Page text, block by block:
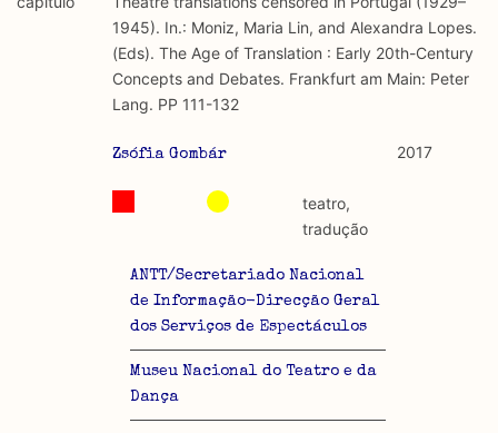
1945). In.: Moniz, Maria Lin, and Alexandra Lopes.
(Eds). The Age of Translation : Early 20th-Century
Concepts and Debates. Frankfurt am Main: Peter
Lang. PP 111-132
Zsófia Gombár 2017
ANTT/Secretariado Nacional
de Informação-Direcção Geral
dos Serviços de Espectáculos
Museu Nacional do Teatro e da
Dança
teatro,
tradução